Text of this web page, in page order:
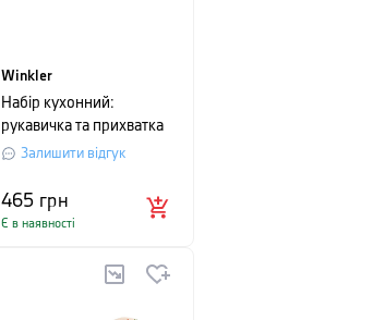
Winkler
Набір кухонний:
рукавичка та прихватка
Winkler JONA,
предмети
Залишити відгук
465 грн
Є в наявності